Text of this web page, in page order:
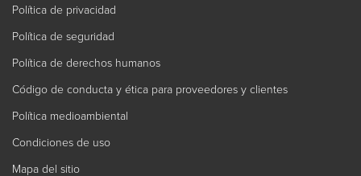
Política de privacidad
Política de seguridad
Política de derechos humanos
Código de conducta y ética para proveedores y clientes
Política medioambiental
Condiciones de uso
Mapa del sitio